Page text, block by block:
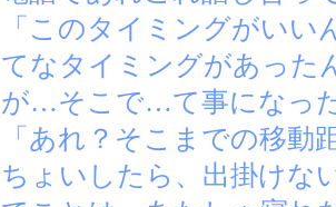
「このタイミングがいい
てなタイミングがあった
が…そこで…て事になっ
「あれ？そこまでの移
ちょいしたら、出掛けな